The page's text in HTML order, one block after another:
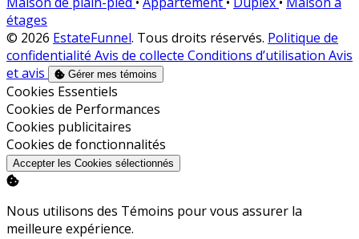
étages
© 2026 EstateFunnel. Tous droits réservés. Politique de
confidentialité Avis de collecte Conditions d’utilisation Avis
et avis
Gérer mes témoins
Activer
Cookies Essentiels
Activer
Cookies de Performances
Activer
Cookies publicitaires
Activer
Cookies de fonctionnalités
Accepter les Cookies sélectionnés
Nous utilisons des Témoins pour vous assurer la
meilleure expérience.